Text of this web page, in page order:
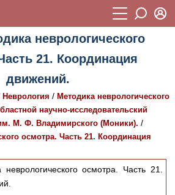
2474
тесты (6)
неврологического
21. Координация
движений.
Неврология / Методика неврологического
научно-исследовательский
М. Ф. Владимирского (Моники). /
осмотра. Часть 21. Координация
неврологического осмотра. Часть 21.